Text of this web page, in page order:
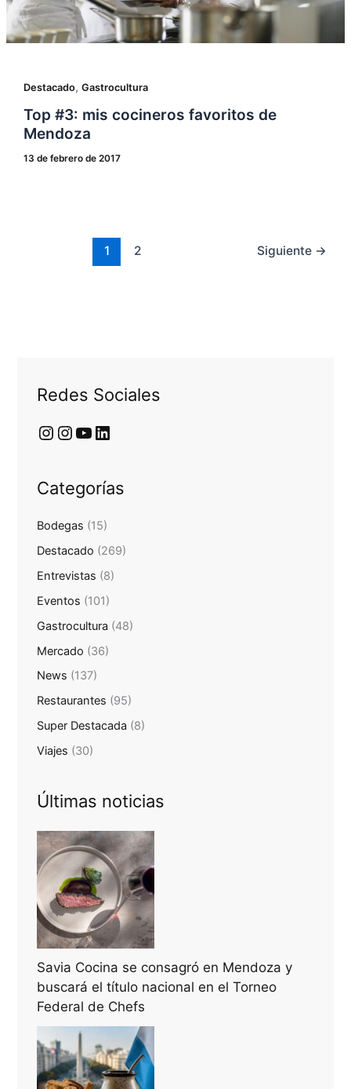
Destacado, Gastrocultura
Top #3: mis cocineros favoritos de
Mendoza
13 de febrero de 2017
1 2 Siguiente →
Redes Sociales
Categorías
Bodegas (15)
Destacado (269)
Entrevistas (8)
Eventos (101)
Gastrocultura (48)
Mercado (36)
News (137)
Restaurantes (95)
Super Destacada (8)
Viajes (30)
Últimas noticias
Savia Cocina se consagró en Mendoza y
buscará el título nacional en el Torneo
Federal de Chefs